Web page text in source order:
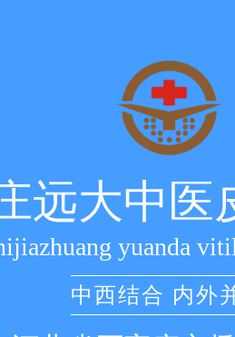
远大中医
yuanda
中西结合 内外